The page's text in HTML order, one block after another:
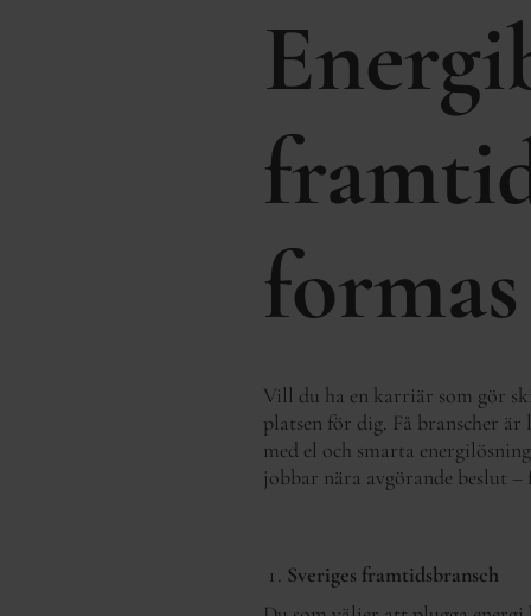
formas
Vill du ha en karriär som gör
platsen för dig. Få branscher
med el och smarta
jobbar nära avgörande beslut
Sveriges framtidsbransch